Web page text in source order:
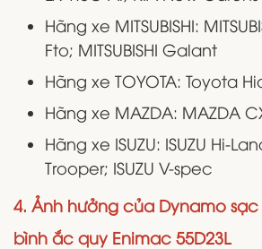
Hãng xe MITSUBISHI:
Fto; MITSUBISHI Galant
Hãng xe TOYOTA: Toyota
Hãng xe MAZDA: MAZDA
Hãng xe ISUZU: ISUZU Hi-
Trooper; ISUZU V-spec
4. Ảnh hưởng của Dynamo
bình ắc quy Enimac 55D23L